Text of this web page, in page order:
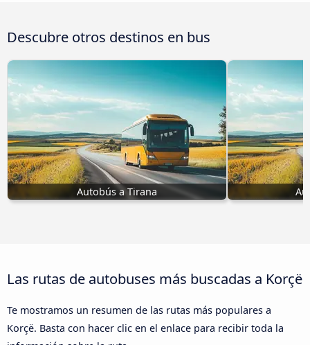
Descubre otros destinos en bus
Autobús a Tirana
Las rutas de autobuses más buscadas a Korçë
Te mostramos un resumen de las rutas más populares a
Korçë. Basta con hacer clic en el enlace para recibir toda la